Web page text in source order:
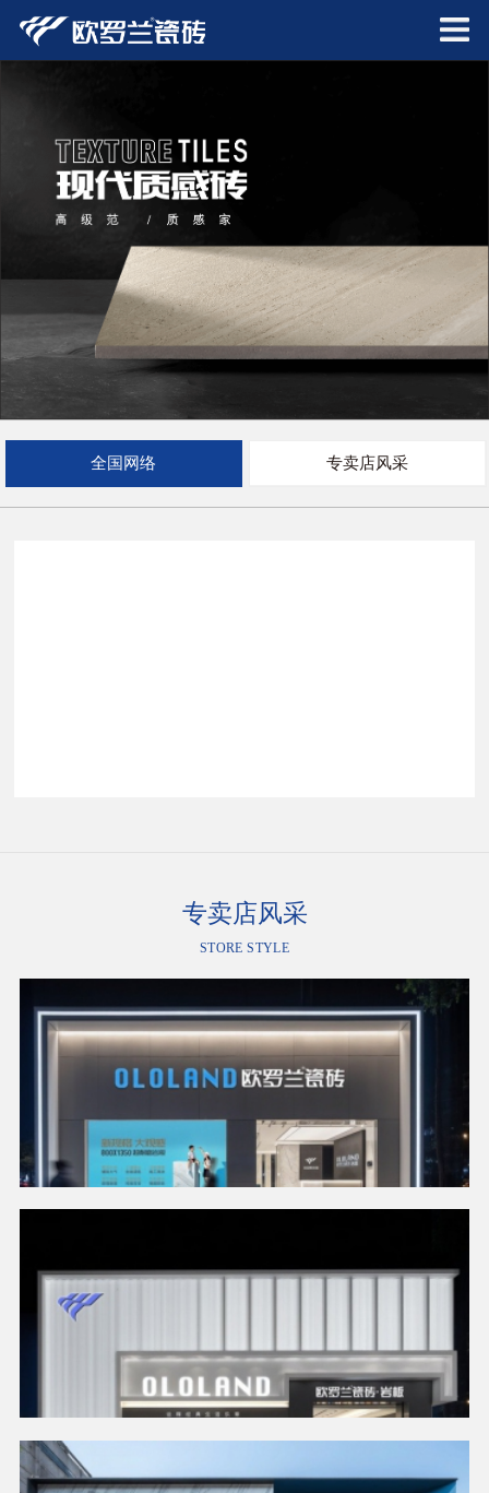
全国网络 专卖店风采
专卖店风采
STORE STYLE